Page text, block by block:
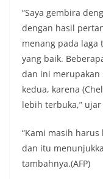
“Saya gembira
dengan hasil
menang pada laga
yang baik.
dan ini merupakan
kedua, karena
lebih terbuka,” ujar
“Kami masih
dan itu
tambahnya.(AFP)